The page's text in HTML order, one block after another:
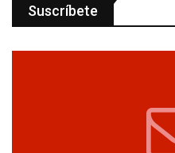
Suscríbete